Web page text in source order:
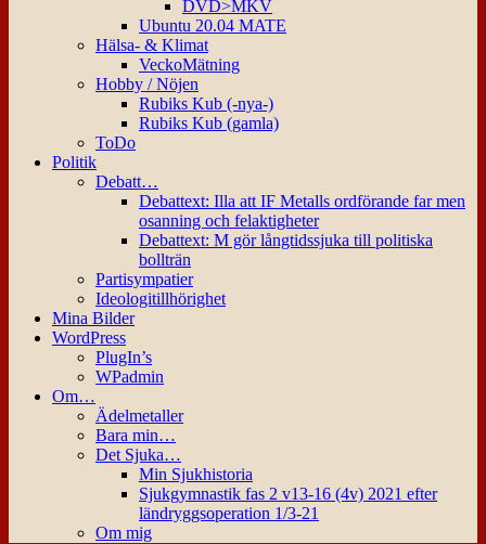
DVD>MKV
Ubuntu 20.04 MATE
Hälsa- & Klimat
VeckoMätning
Hobby / Nöjen
Rubiks Kub (-nya-)
Rubiks Kub (gamla)
ToDo
Politik
Debatt…
Debattext: Illa att IF Metalls ordförande far men
osanning och felaktigheter
Debattext: M gör långtidssjuka till politiska
bollträn
Partisympatier
Ideologitillhörighet
Mina Bilder
WordPress
PlugIn’s
WPadmin
Om…
Ädelmetaller
Bara min…
Det Sjuka…
Min Sjukhistoria
Sjukgymnastik fas 2 v13-16 (4v) 2021 efter
ländryggsoperation 1/3-21
Om mig